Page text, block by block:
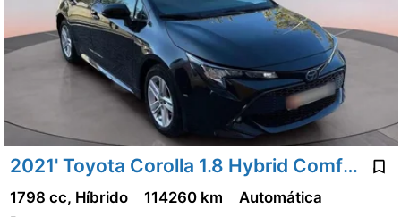
2021' Toyota Corolla 1.8 Hybrid Comfort
1798 cc, Híbrido 114260 km
Automática